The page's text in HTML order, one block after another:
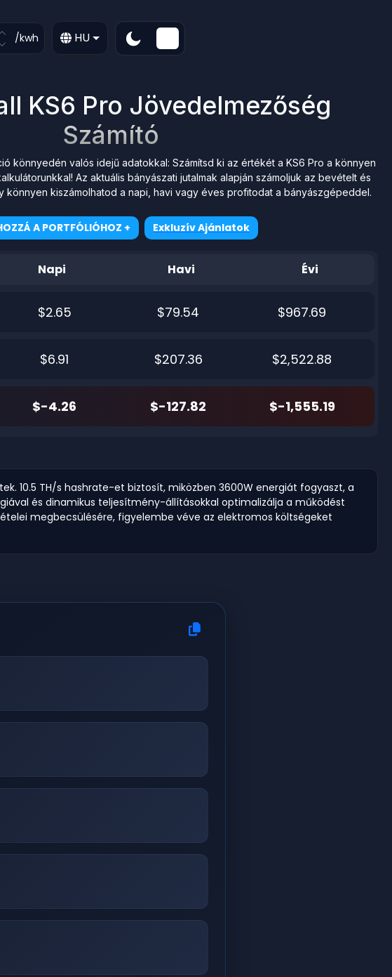
/kwh HU
KS6 Pro Jövedelmezőség
Számító
könnyedén valós idejű adatokkal: Számítsd ki az értékét a KS6 Pro a könnyen
Az aktuális bányászati jutalmak alapján számoljuk az bevételt és
könnyen kiszámolhatod a napi, havi vagy éves profitodat a bányászgépeddel.
A PORTFÓLIÓHOZ + Exkluzív Ajánlatok
Napi Havi Évi
$2.65 $79.54 $967.69
$6.91 $207.36 $2,522.88
$-4.26 $-127.82 $-1,555.19
10.5 TH/s hashrate-et biztosít, miközben 3600W energiát fogyaszt, a
és dinamikus teljesítmény-állításokkal optimalizálja a működést
megbecsülésére, figyelembe véve az elektromos költségeket